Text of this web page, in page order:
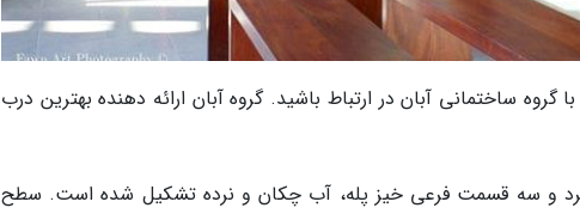
گروه ساختمانی آبان در ارتباط باشید. گروه آبان ارائه دهنده بهترین درب
پاگرد و سه قسمت فرعی خیز پله، آب چکان و نرده تشکیل شده است. سطح